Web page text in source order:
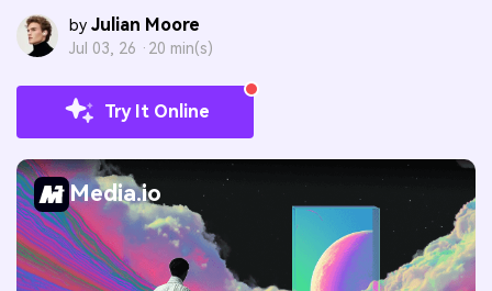
by Julian Moore
Jul 03, 26 · 20 min(s)
Try It Online
Media.io